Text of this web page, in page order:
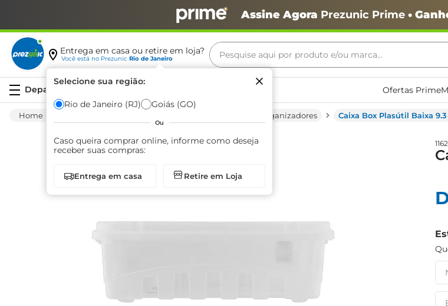
Assine Agora Prezunic Prime•
Entrega em casa ou retire em loja?
Você está no Prezunic Rio de Janeiro
Selecione sua região:
Rio de Janeiro (RJ) Goiás (GO)
Ou
Caso queira comprar online, informe como deseja
receber suas compras:
Entrega em casa Retire em Loja
Pesquise aqui por produto e/ou marca...
Ofertas Prime
Cestos Organizadores Caixa Box Plasútil Baixa
Termos mais buscados
café
biscoito
arroz